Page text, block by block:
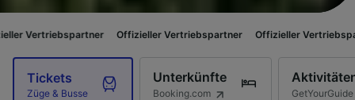
Offizieller Vertriebspartner Offizieller Vertriebspartner
Tickets
Züge & Busse
Unterkünfte
Booking.com GetYourGuide